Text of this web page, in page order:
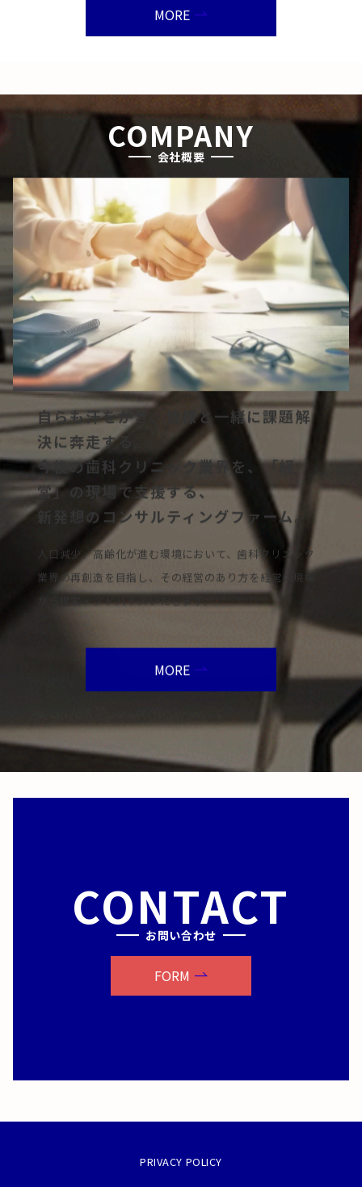
MORE
COMPANY
会社概要
自らも汗をかき、皆様と一緒に課題解
決に奔走する。
今後の歯科クリニック業界を、「経
営」の現場で支援する、
新発想のコンサルティングファーム。
人口減少、高齢化が進む環境において、歯科クリニック
業界の再創造を目指し、その経営のあり方を経営の現場
から提案・アドバイスいたします。
MORE
CONTACT
お問い合わせ
FORM
PRIVACY POLICY